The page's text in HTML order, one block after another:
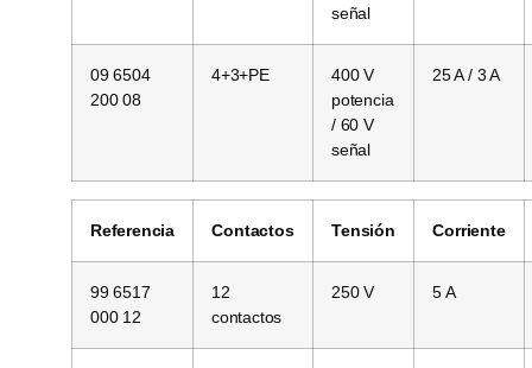
señal
09 6504
200 08
4+3+PE
400 V
potencia
/ 60 V
señal
25 A / 3 A
Referencia Contactos Tensión Corriente
99 6517
000 12
12
contactos
250 V 5 A